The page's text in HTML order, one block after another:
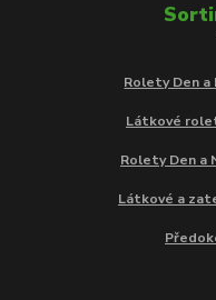
Rolety Den a
Látkové
Rolety Den a
Látkové a